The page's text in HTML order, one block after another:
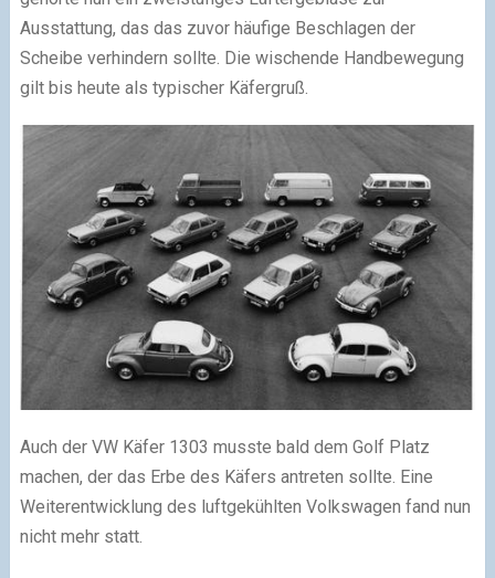
Ausstattung, das das zuvor häufige Beschlagen der
Scheibe verhindern sollte. Die wischende Handbewegung
gilt bis heute als typischer Käfergruß.
Auch der VW Käfer 1303 musste bald dem Golf Platz
machen, der das Erbe des Käfers antreten sollte. Eine
Weiterentwicklung des luftgekühlten Volkswagen fand nun
nicht mehr statt.